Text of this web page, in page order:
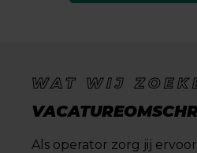
WAT WIJ
Als operator zorg jij